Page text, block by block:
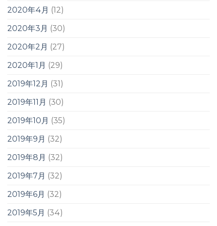
2020年4月 (12)
2020年3月 (30)
2020年2月 (27)
2020年1月 (29)
2019年12月 (31)
2019年11月 (30)
2019年10月 (35)
2019年9月 (32)
2019年8月 (32)
2019年7月 (32)
2019年6月 (32)
2019年5月 (34)